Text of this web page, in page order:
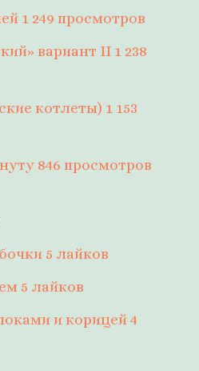
1 249 просмотров
вариант II 1 238
котлеты) 1 153
846 просмотров
5 лайков
5 лайков
и корицей4